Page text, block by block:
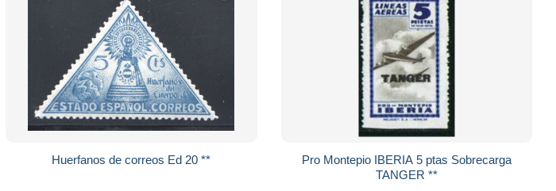
Huerfanos de correos Ed 20 **
Pro Montepio IBERIA 5 ptas Sobrecarga
TANGER **